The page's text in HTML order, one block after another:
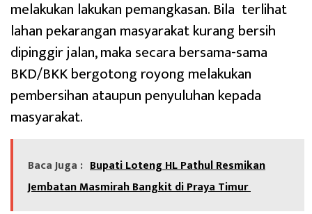
melakukan lakukan pemangkasan. Bila terlihat
lahan pekarangan masyarakat kurang bersih
dipinggir jalan, maka secara bersama-sama
BKD/BKK bergotong royong melakukan
pembersihan ataupun penyuluhan kepada
masyarakat.
Baca Juga : Bupati Loteng HL Pathul Resmikan
Jembatan Masmirah Bangkit di Praya Timur